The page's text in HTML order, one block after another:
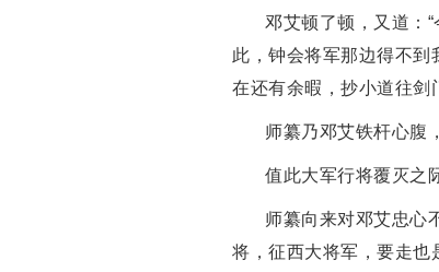
邓艾顿了顿，又道：
此，钟会将军那边得不
在还有余暇，抄小道往剑
师纂乃邓艾铁杆心腹
值此大军行将覆灭之
师纂向来对邓艾忠心
将，征西大将军，要走也